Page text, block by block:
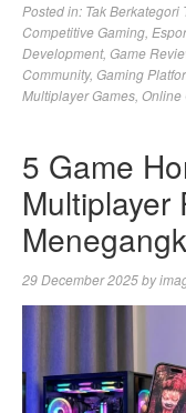
Posted in: Tak Berkategori
Competitive Gaming,
Development, Game
Community, Gaming
Multiplayer Games, Online
5 Game
Multiplayer
29 December 2025by